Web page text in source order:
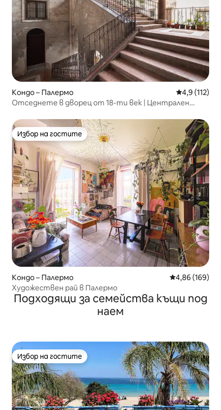
Кондо – Палермо Средна
4,9 (112)
Отседнете в дворец от 18-ти век | Централен
Избор на гостите
Избор на гостите
Кондо – Палермо Средна
4,86 (169)
Художествен рай в Палермо
Подходящи за семейства къщи под
наем
Избор на гостите
Избор на гостите